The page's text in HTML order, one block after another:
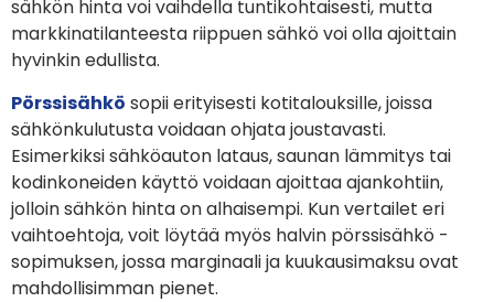
sähkön hinta voi vaihdella tuntikohtaisesti, mutta
markkinatilanteesta riippuen sähkö voi olla ajoittain
hyvinkin edullista.
Pörssisähkö sopii erityisesti kotitalouksille, joissa
sähkönkulutusta voidaan ohjata joustavasti.
Esimerkiksi sähköauton lataus, saunan lämmitys tai
kodinkoneiden käyttö voidaan ajoittaa ajankohtiin,
jolloin sähkön hinta on alhaisempi. Kun vertailet eri
vaihtoehtoja, voit löytää myös halvin pörssisähkö -
sopimuksen, jossa marginaali ja kuukausimaksu ovat
mahdollisimman pienet.